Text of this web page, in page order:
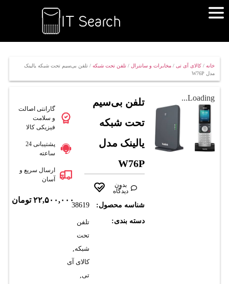
خانه/ کالای آی تی/ مخابرات و سانترال / تلفن تحت شبکه/ تلفن بی‌سیم تحت شبکه یالینک
مدل W76P
Loading...
تلفن بی‌سیم
تحت شبکه
یالینک مدل
W76P
بدون
دیدگاه
شناسه محصول: 38619
دسته بندی:
تلفن
تحت
شبکه,
کالای آی
تی,
گارانتی اصالت
و سلامت
فیزیکی کالا
پشتیبانی 24
ساعته
ارسال سریع و
آسان
۲۲,۵۰۰,۰۰۰ تومان